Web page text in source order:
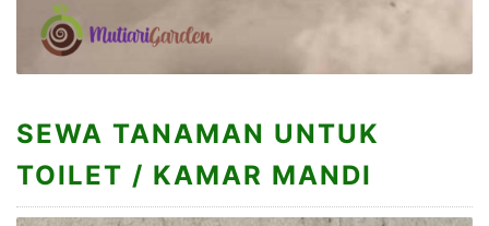
SEWA TANAMAN UNTUK
TOILET / KAMAR MANDI